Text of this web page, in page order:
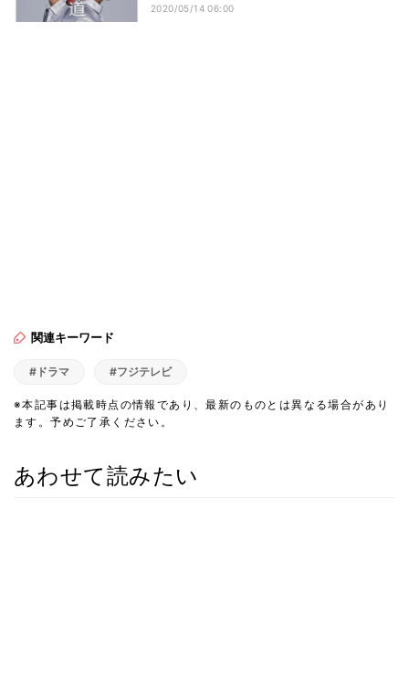
2020/05/14 06:00
関連キーワード
#ドラマ #フジテレビ
※本記事は掲載時点の情報であり、最新のものとは異なる場合があり
ます。予めご了承ください。
あわせて読みたい